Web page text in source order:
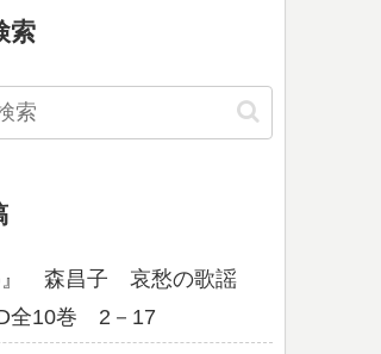
索
』 森昌子 哀愁の歌謡
全10巻 2－17